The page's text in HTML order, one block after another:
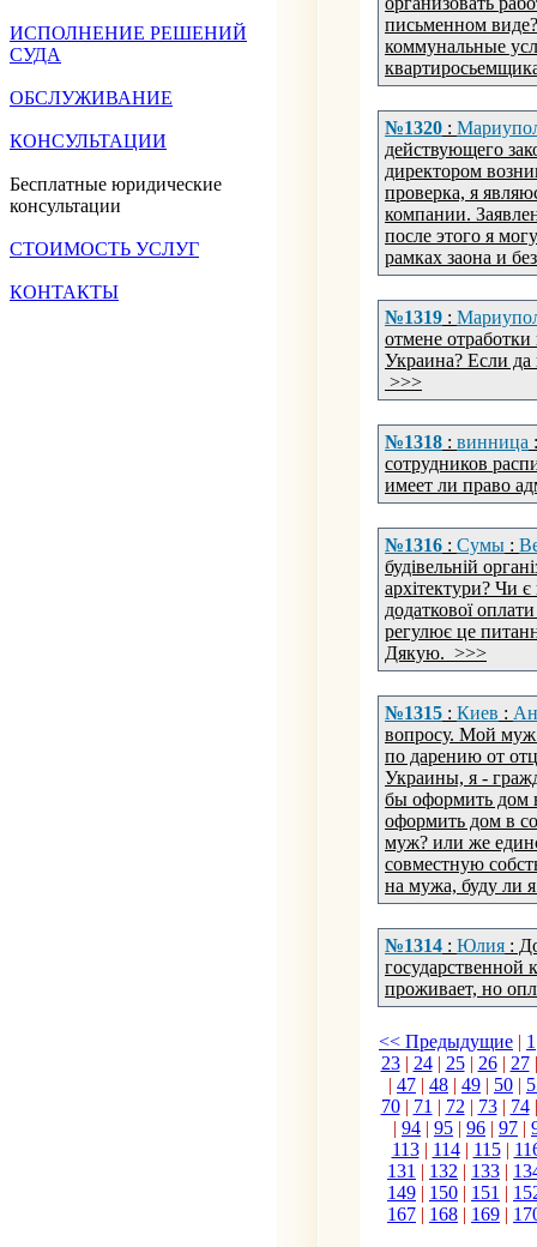
ИСПОЛНЕНИЕ РЕШЕНИЙ
СУДА
ОБСЛУЖИВАНИЕ
КОНСУЛЬТАЦИИ
Бесплатные юридические
консультации
СТОИМОСТЬ УСЛУГ
КОНТАКТЫ
письменном
коммунальные
№1320 :
действующего
директором
проверка, я
компании.
после этого я
рамках заона и
№1319 :
отмене
Украина? Если да
>>>
№1318 : винница
сотрудников
имеет ли право
№1316 : Сумы :
будівельній
архітектури? Чи
додаткової
регулює це
Дякую. >>>
№1315 : Киев :
вопросу. Мой муж
по дарению от
Украины, я -
бы оформить дом
оформить дом в
муж? или же
совместную
на мужа, буду ли
№1314 : Юлия :
государственной
проживает, но
<< Предыдущие | 1
23| 24| 25| 26| 27
| 47 | 48 | 49 | 50 |
70| 71 | 72| 73| 74
| 94 | 95 | 96 | 97 |
113| 114| 115|
131 | 132 | 133 |
149 | 150 | 151 |
167 | 168 | 169 |